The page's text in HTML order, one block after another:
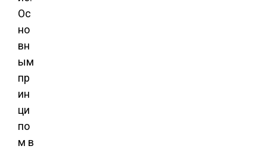
Ос
но
вн
ым
пр
ин
ци
по
м в